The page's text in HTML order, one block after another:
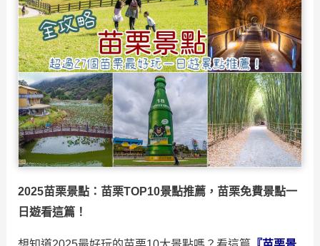
2025苗栗景點：苗栗TOP10景點推薦，苗栗免費景點一
日遊看這篇！